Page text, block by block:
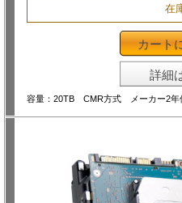
在
カート
詳細
容量：20TB CMR方式 メーカー2年